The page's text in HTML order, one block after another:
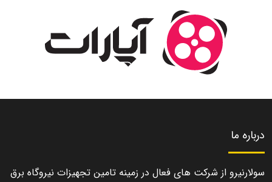
درباره ما
سولارنیرو از شرکت های فعال در زمینه تامین تجهیزات نیروگاه برق